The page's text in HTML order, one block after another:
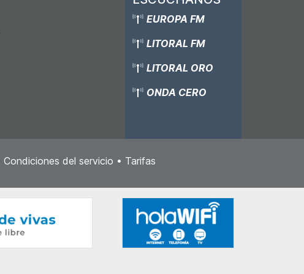
EUROPA FM
LITORAL FM
LITORAL ORO
ONDA CERO
Condiciones del servicio • Tarifas